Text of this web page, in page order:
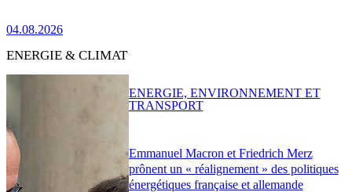
04.08.2026
ENERGIE & CLIMAT
Emmanuel Macron et Friedrich Merz
prônent un « réalignement » des politiques
énergétiques française et allemande
ENERGIE, ENVIRONNEMENT ET
TRANSPORT